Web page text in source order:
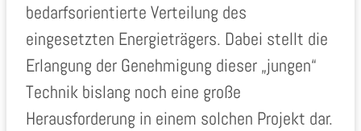
bedarfsorientierte Verteilung des
eingesetzten Energieträgers. Dabei stellt die
Erlangung der Genehmigung dieser „jungen“
Technik bislang noch eine große
Herausforderung in einem solchen Projekt dar.